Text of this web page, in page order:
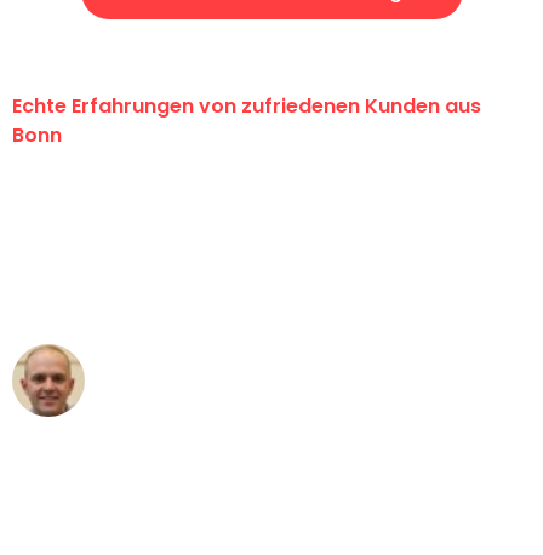
Echte Erfahrungen von zufriedenen Kunden aus
Bonn